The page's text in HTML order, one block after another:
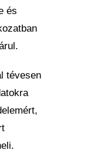
és
tévesen